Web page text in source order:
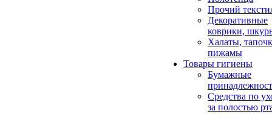
Прочий
Декоративные
коврики,
Халаты,
пижамы
Товары гигиены
Бумажные
Средства по
за полостью